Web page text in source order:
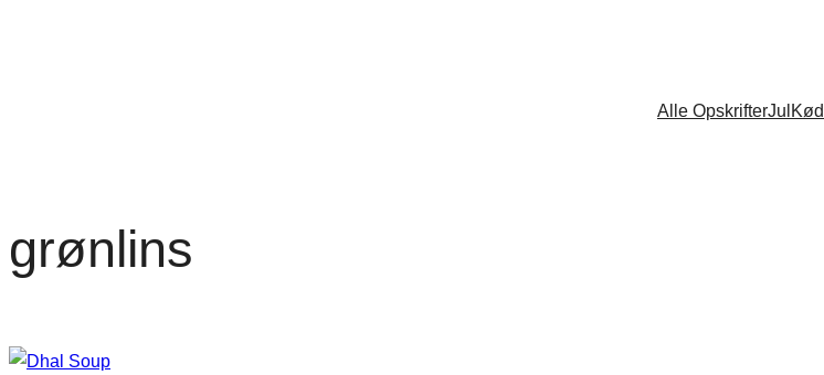
Alle OpskrifterJul Kød
grønlins